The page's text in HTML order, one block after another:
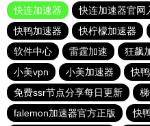
快连加速器
快连加速器官网
快鸭加速器
快柠檬加速器
软件中心
雷霆加速 狂飙
小美vpn
小美加速器 快
免费ssr节点分享每日更新
falemon加速器官方正版
快